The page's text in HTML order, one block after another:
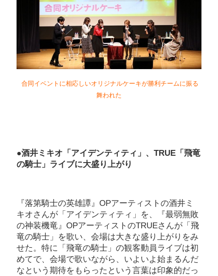
合同イベントに相応しいオリジナルケーキが勝利チームに振る
舞われた
●酒井ミキオ「アイデンティティ」、TRUE 「飛竜
の騎士」ライブに大盛り上がり
『落第騎士の英雄譚』OPアーティストの酒井ミ
キオさんが「アイデンティティ」を、『最弱無敗
の神装機竜』OPアーティストのTRUEさんが「飛
竜の騎士」を歌い、会場は大きな盛り上がりをみ
せた。特に「飛竜の騎士」の観客動員ライブは初
めてで、会場で歌いながら、いよいよ始まるんだ
なという期待をもらったという言葉は印象的だっ